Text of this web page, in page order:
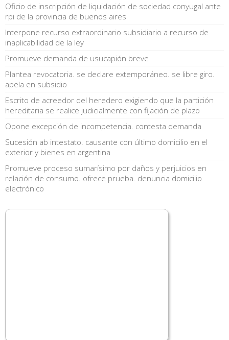
Oficio de inscripción de liquidación de sociedad conyugal ante
rpi de la provincia de buenos aires
Interpone recurso extraordinario subsidiario a recurso de
inaplicabilidad de la ley
Promueve demanda de usucapión breve
Plantea revocatoria. se declare extemporáneo. se libre giro.
apela en subsidio
Escrito de acreedor del heredero exigiendo que la partición
hereditaria se realice judicialmente con fijación de plazo
Opone excepción de incompetencia. contesta demanda
Sucesión ab intestato. causante con último domicilio en el
exterior y bienes en argentina
Promueve proceso sumarísimo por daños y perjuicios en
relación de consumo. ofrece prueba. denuncia domicilio
electrónico